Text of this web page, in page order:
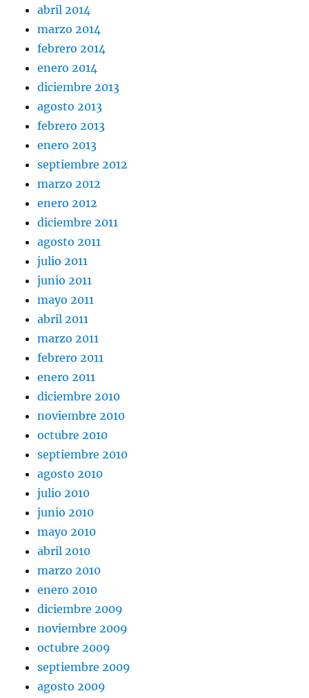
abril 2014
marzo 2014
febrero 2014
enero 2014
diciembre 2013
agosto 2013
febrero 2013
enero 2013
septiembre 2012
marzo 2012
enero 2012
diciembre 2011
agosto 2011
julio 2011
junio 2011
mayo 2011
abril 2011
marzo 2011
febrero 2011
enero 2011
diciembre 2010
noviembre 2010
octubre 2010
septiembre 2010
agosto 2010
julio 2010
junio 2010
mayo 2010
abril 2010
marzo 2010
enero 2010
diciembre 2009
noviembre 2009
octubre 2009
septiembre 2009
agosto 2009